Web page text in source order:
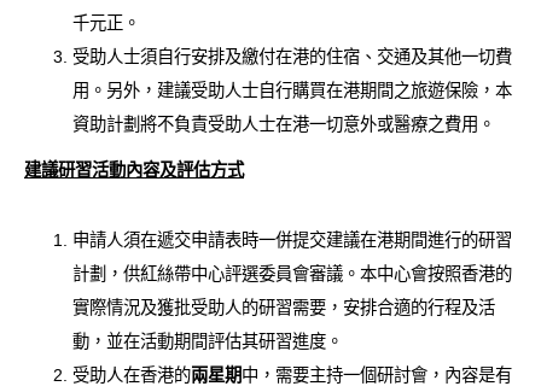
千元正。
受助人士須自行安排及繳付在港的住宿、交通及其他一切費
用。另外，建議受助人士自行購買在港期間之旅遊保險，本
資助計劃將不負責受助人士在港一切意外或醫療之費用。
建議研習活動內容及評估方式
申請人須在遞交申請表時一併提交建議在港期間進行的研習
計劃，供紅絲帶中心評選委員會審議。本中心會按照香港的
實際情況及獲批受助人的研習需要，安排合適的行程及活
動，並在活動期間評估其研習進度。
受助人在香港的兩星期中，需要主持一個研討會，內容是有